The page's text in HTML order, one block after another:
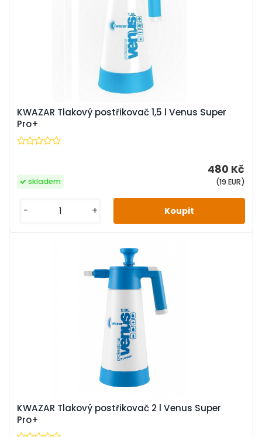
KWAZAR Tlakový postřikovač 1,5 l Venus Super
Pro+
480 Kč
(19 EUR)
skladem
- +
KWAZAR Tlakový postřikovač 2 l Venus Super
Pro+